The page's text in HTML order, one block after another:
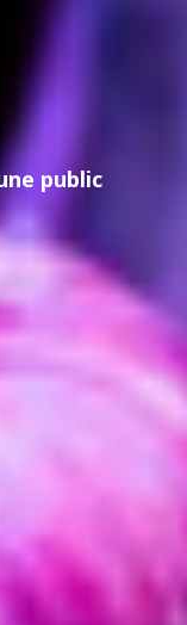
public